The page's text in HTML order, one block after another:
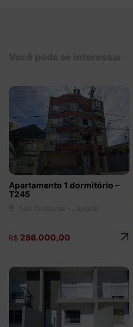
Apartamento 1 dormitório –
T245
R$ 286.000,00